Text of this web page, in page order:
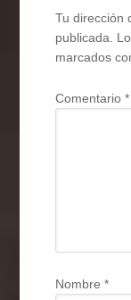
Tu dirección
publicada.
marcados
Comentario*
Nombre*